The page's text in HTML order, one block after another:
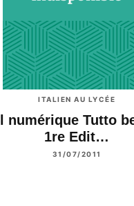
ITALIEN AU LYCÉE
numérique Tutto
1re Edit…
31/07/2011